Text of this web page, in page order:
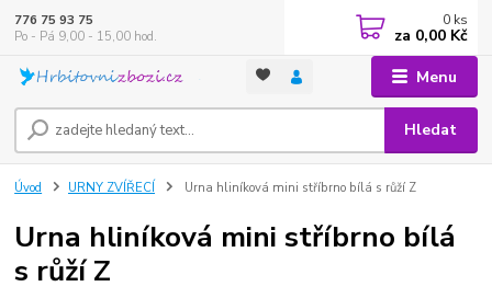
Menu
Hledat
776 75 93 75
Po - Pá 9,00 - 15,00 hod.
0 ks
za 0,00 Kč
Úvod URNY ZVÍŘECÍ Urna hliníková mini stříbrno bílá s růží Z
Urna hliníková mini stříbrno bílá
s růží Z